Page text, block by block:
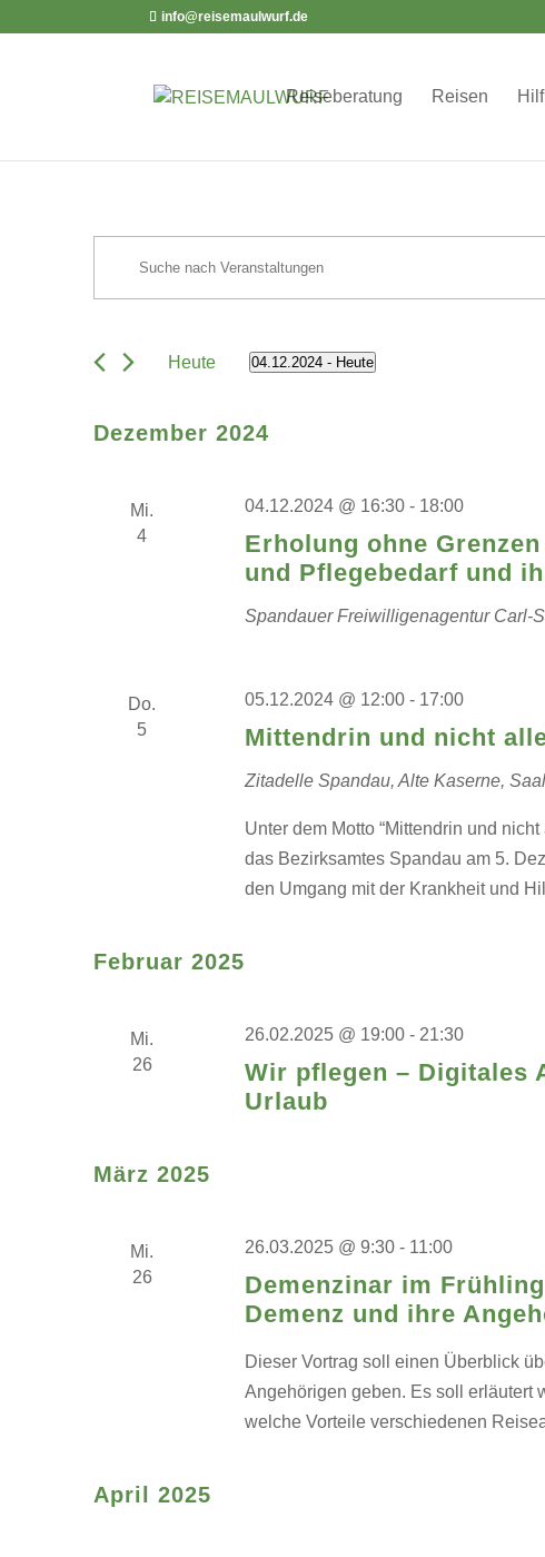
info@reisemaulwurf.de
Reiseberatung Reisen
Veranstaltungen
Veranstaltungen
Suche
und
Navigation
Suche
Schlüsselwort.
Heute 04.12.2024 - Heute
Dezember 2024
Mi.
4
Erholung ohne
und Pflegebedarf und
04.12.2024 @ 16:30- 18:00
Spandauer Freiwilligenagentur Carl-
Do.
5
Mittendrin und nicht
05.12.2024 @ 12:00- 17:00
Zitadelle Spandau, Alte Kaserne,
Unter dem Motto “Mittendrin und
das Bezirksamtes Spandau am 5.
den Umgang mit der Krankheit und
Februar 2025
Mi.
26
Wir pflegen – Digitales
Urlaub
26.02.2025 @ 19:00- 21:30
März 2025
Mi.
26
Demenzinar im
Demenz und ihre
26.03.2025 @ 9:30- 11:00
Dieser Vortrag soll einen Überblick
Angehörigen geben. Es soll erläutert
welche Vorteile verschiedenen
April 2025